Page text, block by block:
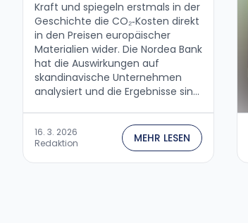
Kraft und spiegeln erstmals in der
Geschichte die CO₂‑Kosten direkt
in den Preisen europäischer
Materialien wider. Die Nordea Bank
hat die Auswirkungen auf
skandinavische Unternehmen
analysiert und die Ergebnisse sind
16. 3. 2026
Redaktion
MEHR LESEN